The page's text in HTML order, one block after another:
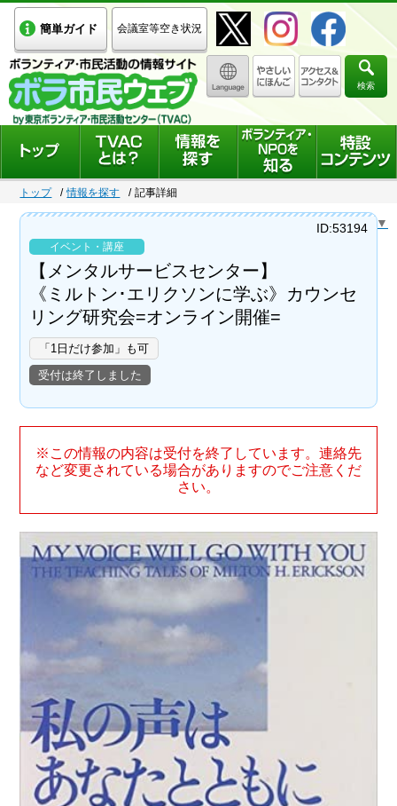
簡単ガイド 会議室等空き状況
検索
トップ 情報を探す 記事詳細
Select Language ▼
イベント・講座
【メンタルサービスセンター】
《ミルトン･エリクソンに学ぶ》カウンセ
リング研究会=オンライン開催=
「1日だけ参加」も可
受付は終了しました
ID:53194
※この情報の内容は受付を終了しています。連絡先
など変更されている場合がありますのでご注意くだ
さい。